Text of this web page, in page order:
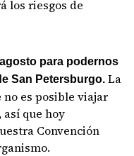
los riesgos de
para podernos
San Petersburgo. La
es posible viajar
que hoy
Convención